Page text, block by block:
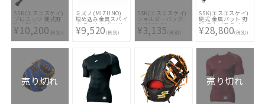
SSK(エスエスケイ)
プロエッジ 硬式野
球木製バット
EBB3010-G6
¥10,200(税別)
ミズノ(MIZUNO)
埋め込み金具スパイ
ク ライトレボエリ
ート 11GM211101
¥9,520(税別)
SSK(エスエスケイ)
ショルダーバッグ
BA8000-10
¥3,135(税別)
SSK(エスエスケイ)
硬式 金属バット 野
球 スカイフライト
HZ EBB1107-9038
¥28,800(税別)
売り切れ 売り切れ